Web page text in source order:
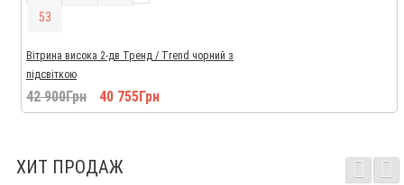
52
Вітрина висока 2-дв Тренд / Trend чорний з
підсвіткою
42 900Грн 40 755Грн
ХИТ ПРОДАЖ